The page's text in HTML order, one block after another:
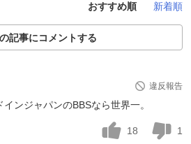
おすすめ順 新着順
記事にコメントする
違反報告
ンジャパンのBBSなら世界一。
18 1